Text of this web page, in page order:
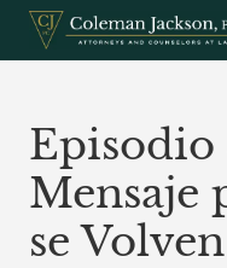
Saltar
contenido
Episodio
Mensaje
se